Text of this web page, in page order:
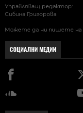
Управляващ редактор:
Сибина Григорова
Можете да ни пишете на
СОЦИАЛНИ МЕДИИ